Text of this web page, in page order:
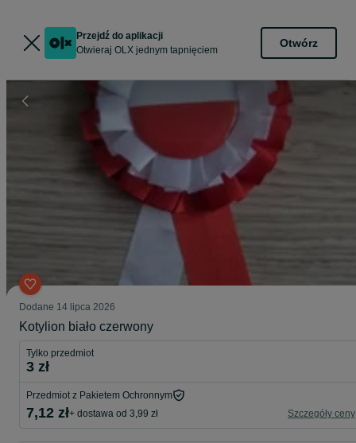
Przejdź do aplikacji
Otwieraj OLX jednym tapnięciem
Otwórz
Dodane 14 lipca 2026
Kotylion biało czerwony
Tylko przedmiot
3 zł
Przedmiot z Pakietem Ochronnym
7,12 zł+ dostawa od 3,99 zł Szczegóły ceny